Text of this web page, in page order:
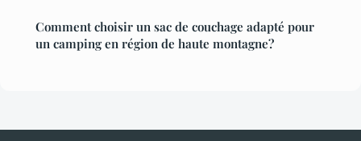
Comment choisir un sac de couchage adapté pour
un camping en région de haute montagne?